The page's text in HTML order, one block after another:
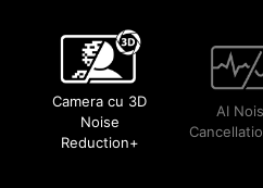
Camera cu 3D
Noise
Reduction+
AI